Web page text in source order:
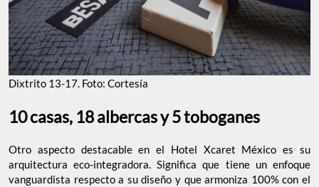
Dixtrito 13-17. Foto: Cortesía
10 casas, 18 albercas y 5 toboganes
Otro aspecto destacable en el Hotel Xcaret México es su
arquitectura eco-integradora. Significa que tiene un enfoque
vanguardista respecto a su diseño y que armoniza 100% con el